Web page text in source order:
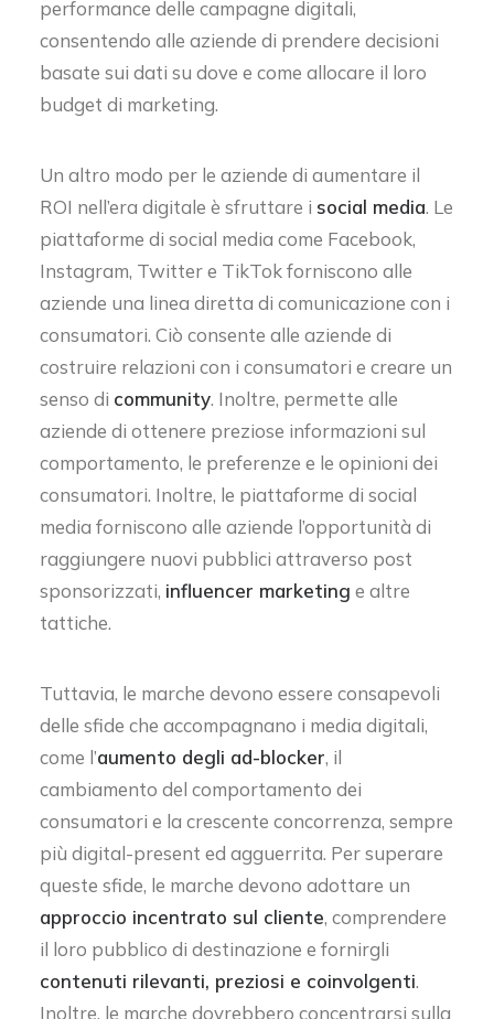
performance delle campagne digitali,
consentendo alle aziende di prendere decisioni
basate sui dati su dove e come allocare il loro
budget di marketing.
Un altro modo per le aziende di aumentare il
ROI nell’era digitale è sfruttare i social media. Le
piattaforme di social media come Facebook,
Instagram, Twitter e TikTok forniscono alle
aziende una linea diretta di comunicazione con i
consumatori. Ciò consente alle aziende di
costruire relazioni con i consumatori e creare un
senso di community. Inoltre, permette alle
aziende di ottenere preziose informazioni sul
comportamento, le preferenze e le opinioni dei
consumatori. Inoltre, le piattaforme di social
media forniscono alle aziende l’opportunità di
raggiungere nuovi pubblici attraverso post
sponsorizzati, influencer marketing e altre
tattiche.
Tuttavia, le marche devono essere consapevoli
delle sfide che accompagnano i media digitali,
come l’aumento degli ad-blocker, il
cambiamento del comportamento dei
consumatori e la crescente concorrenza, sempre
più digital-present ed agguerrita. Per superare
queste sfide, le marche devono adottare un
approccio incentrato sul cliente, comprendere
il loro pubblico di destinazione e fornirgli
contenuti rilevanti, preziosi e coinvolgenti.
Inoltre, le marche dovrebbero concentrarsi sulla